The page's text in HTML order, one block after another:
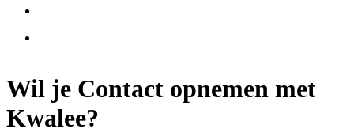
Wil je Contact opnemen met
Kwalee?